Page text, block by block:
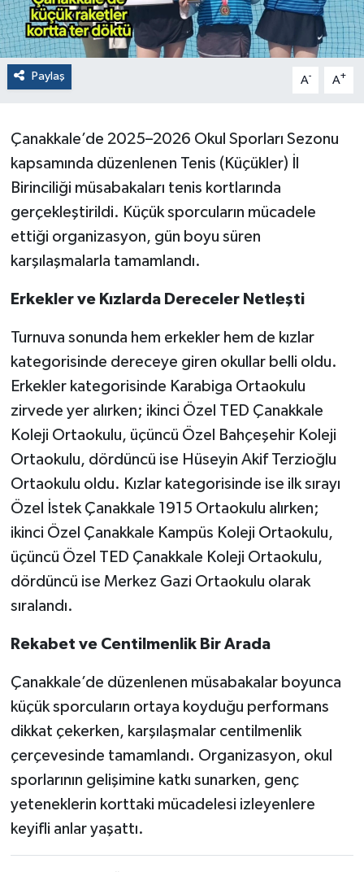
Paylaş A- A+
Çanakkale’de 2025–2026 Okul Sporları Sezonu
kapsamında düzenlenen Tenis (Küçükler) İl
Birinciliği müsabakaları tenis kortlarında
gerçekleştirildi. Küçük sporcuların mücadele
ettiği organizasyon, gün boyu süren
karşılaşmalarla tamamlandı.
Erkekler ve Kızlarda Dereceler Netleşti
Turnuva sonunda hem erkekler hem de kızlar
kategorisinde dereceye giren okullar belli oldu.
Erkekler kategorisinde Karabiga Ortaokulu
zirvede yer alırken; ikinci Özel TED Çanakkale
Koleji Ortaokulu, üçüncü Özel Bahçeşehir Koleji
Ortaokulu, dördüncü ise Hüseyin Akif Terzioğlu
Ortaokulu oldu. Kızlar kategorisinde ise ilk sırayı
Özel İstek Çanakkale 1915 Ortaokulu alırken;
ikinci Özel Çanakkale Kampüs Koleji Ortaokulu,
üçüncü Özel TED Çanakkale Koleji Ortaokulu,
dördüncü ise Merkez Gazi Ortaokulu olarak
sıralandı.
Rekabet ve Centilmenlik Bir Arada
Çanakkale’de düzenlenen müsabakalar boyunca
küçük sporcuların ortaya koyduğu performans
dikkat çekerken, karşılaşmalar centilmenlik
çerçevesinde tamamlandı. Organizasyon, okul
sporlarının gelişimine katkı sunarken, genç
yeteneklerin korttaki mücadelesi izleyenlere
keyifli anlar yaşattı.